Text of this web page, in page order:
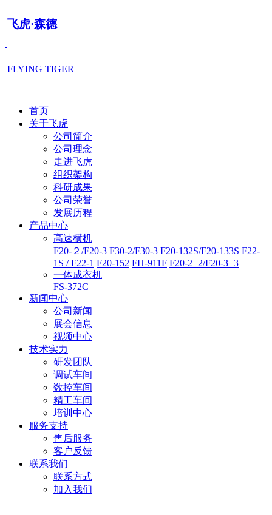
飞虎·森德
FLYING TIGER
首页
关于飞虎
公司简介
公司理念
走进飞虎
组织架构
科研成果
公司荣誉
发展历程
产品中心
高速横机
F20-２/F20-3 F30-2/F30-3 F20-132S/F20-133S F22-
1S / F22-1 F20-152 FH-911F F20-2+2/F20-3+3
一体成衣机
FS-372C
新闻中心
公司新闻
展会信息
视频中心
技术实力
研发团队
调试车间
数控车间
精工车间
培训中心
服务支持
售后服务
客户反馈
联系我们
联系方式
加入我们